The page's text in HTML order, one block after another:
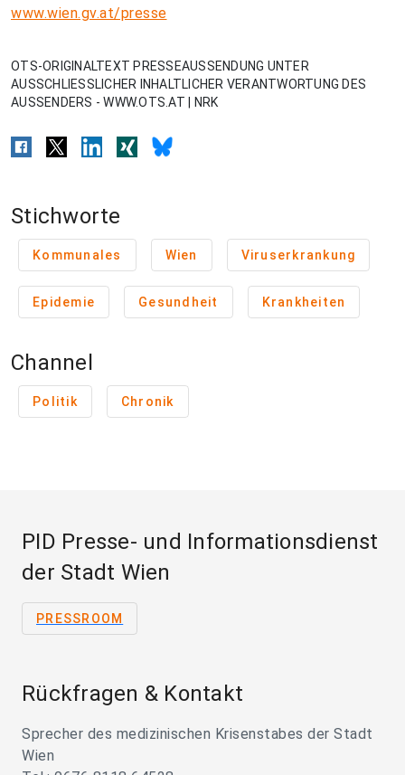
www.wien.gv.at/presse
OTS-ORIGINALTEXT PRESSEAUSSENDUNG UNTER
AUSSCHLIESSLICHER INHALTLICHER VERANTWORTUNG DES
AUSSENDERS - WWW.OTS.AT | NRK
Stichworte
Kommunales Wien Viruserkrankung
Epidemie Gesundheit Krankheiten
Channel
Politik Chronik
PID Presse- und Informationsdienst
der Stadt Wien
PRESSROOM
Rückfragen & Kontakt
Sprecher des medizinischen Krisenstabes der Stadt
Wien